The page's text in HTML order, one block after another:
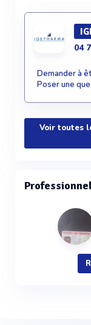
04
Demander à
Poser une
Voir toutes